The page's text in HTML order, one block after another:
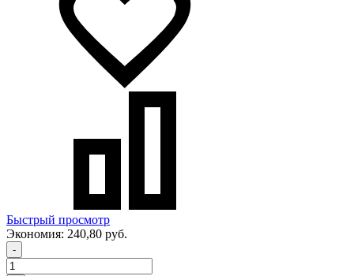
Быстрый просмотр
Экономия: 240,80 руб.
-